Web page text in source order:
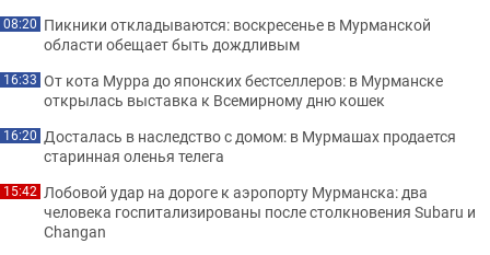
08:20 Пикники откладываются: воскресенье в Мурманской
области обещает быть дождливым
16:33 От кота Мурра до японских бестселлеров: в Мурманске
открылась выставка к Всемирному дню кошек
16:20 Досталась в наследство с домом: в Мурмашах продается
старинная оленья телега
15:42 Лобовой удар на дороге к аэропорту Мурманска: два
человека госпитализированы после столкновения Subaru и
Changan